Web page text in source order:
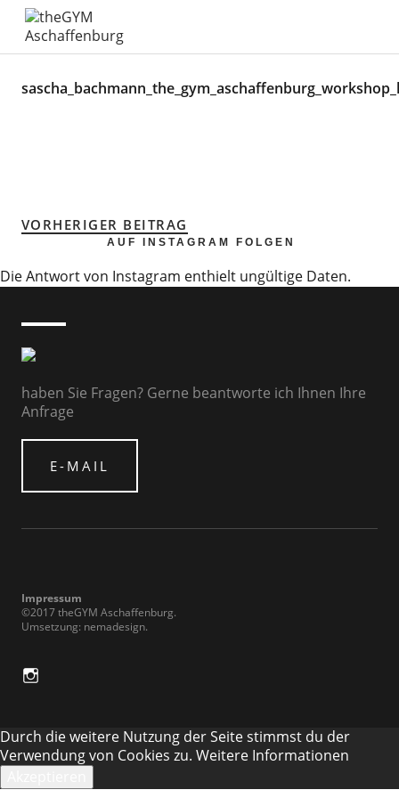
theGYM Aschaffenburg
VORHERIGER BEITRAG
Die Antwort von Instagram enthielt ungültige Daten.
AUF INSTAGRAM FOLGEN
haben Sie Fragen? Gerne beantworte ich Ihnen Ihre
Anfrage
E-MAIL
Impressum
©2017 theGYM Aschaffenburg
Umsetzung: nemadesign
Durch die weitere Nutzung der Seite stimmst du der
Verwendung von Cookies zu. Weitere Informationen